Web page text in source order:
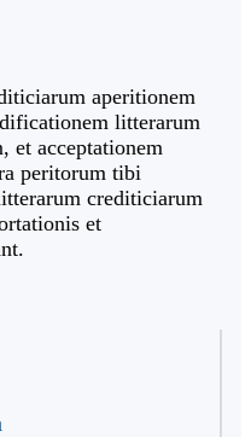
aperitionem
litterarum
et acceptationem
peritorum tibi
crediticiarum
et